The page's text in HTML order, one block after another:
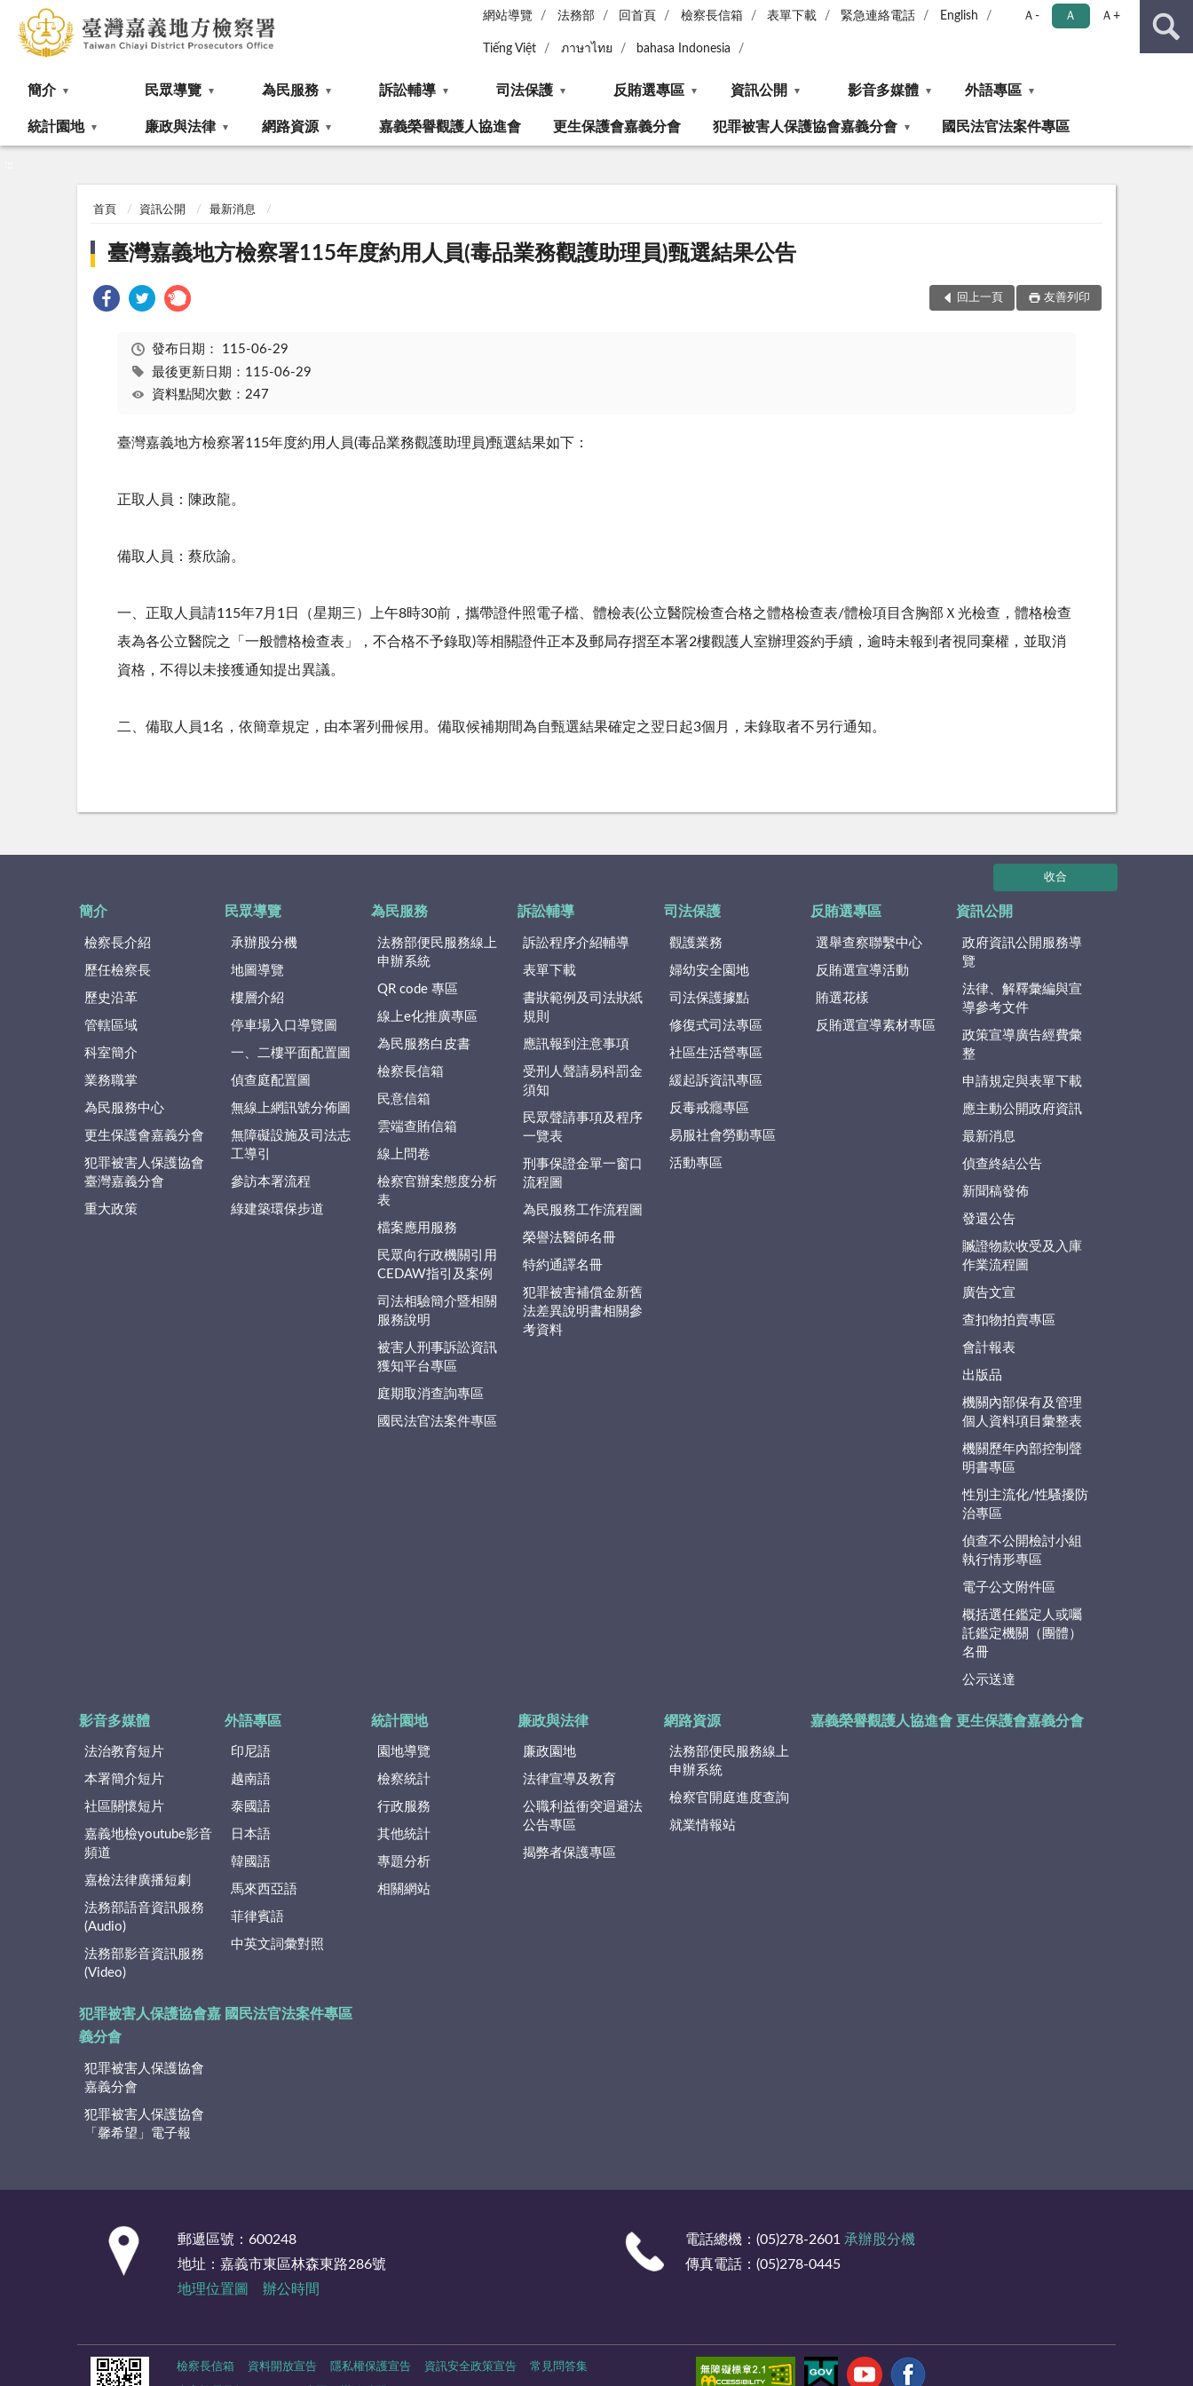
網站導覽 法務部 回首頁 檢察長信箱 表單下載 緊急連絡電話 English
Tiếng Việt ภาษาไทย bahasa Indonesia
Ａ- Ａ Ａ+
簡介 民眾導覽 為民服務 訴訟輔導 司法保護 反賄選專區 資訊公開 影音多媒體 外語專區
統計園地 廉政與法律 網路資源 嘉義榮譽觀護人協進會 更生保護會嘉義分會 犯罪被害人保護協會嘉義分會 國民法官法案件專區
首頁 資訊公開 最新消息
臺灣嘉義地方檢察署115年度約用人員(毒品業務觀護助理員)甄選結果公告
回上一頁 友善列印
發布日期： 115-06-29
最後更新日期：115-06-29
資料點閱次數：247
臺灣嘉義地方檢察署115年度約用人員(毒品業務觀護助理員)甄選結果如下：
正取人員：陳政龍。
備取人員：蔡欣諭。
一、正取人員請115年7月1日（星期三）上午8時30前，攜帶證件照電子檔、體檢表(公立醫院檢查合格之體格檢查表/體檢項目含胸部Ｘ光檢查，體格檢查
表為各公立醫院之「一般體格檢查表」，不合格不予錄取)等相關證件正本及郵局存摺至本署2樓觀護人室辦理簽約手續，逾時未報到者視同棄權，並取消
資格，不得以未接獲通知提出異議。
二、備取人員1 名，依簡章規定，由本署列冊候用。備取候補期間為自甄選結果確定之翌日起3個月，未錄取者不另行通知。
收合
簡介
檢察長介紹
歷任檢察長
歷史沿革
管轄區域
科室簡介
業務職掌
為民服務中心
更生保護會嘉義分會
犯罪被害人保護協會
臺灣嘉義分會
重大政策
民眾導覽
承辦股分機
地圖導覽
樓層介紹
停車場入口導覽圖
一、二樓平面配置圖
偵查庭配置圖
無線上網訊號分佈圖
無障礙設施及司法志
工導引
參訪本署流程
綠建築環保步道
為民服務
法務部便民服務線上
申辦系統
QR code 專區
線上e化推廣專區
為民服務白皮書
檢察長信箱
民意信箱
雲端查賄信箱
線上問卷
檢察官辦案態度分析
表
檔案應用服務
民眾向行政機關引用
CEDAW指引及案例
司法相驗簡介暨相關
服務說明
被害人刑事訴訟資訊
獲知平台專區
庭期取消查詢專區
國民法官法案件專區
訴訟輔導
訴訟程序介紹輔導
表單下載
書狀範例及司法狀紙
規則
應訊報到注意事項
受刑人聲請易科罰金
須知
民眾聲請事項及程序
一覽表
刑事保證金單一窗口
流程圖
為民服務工作流程圖
榮譽法醫師名冊
特約通譯名冊
犯罪被害補償金新舊
法差異說明書相關參
考資料
司法保護
觀護業務
婦幼安全園地
司法保護據點
修復式司法專區
社區生活營專區
緩起訴資訊專區
反毒戒癮專區
易服社會勞動專區
活動專區
反賄選專區
選舉查察聯繫中心
反賄選宣導活動
賄選花樣
反賄選宣導素材專區
資訊公開
政府資訊公開服務導
覽
法律、解釋彙編與宣
導參考文件
政策宣導廣告經費彙
整
申請規定與表單下載
應主動公開政府資訊
最新消息
偵查終結公告
新聞稿發佈
發還公告
贓證物款收受及入庫
作業流程圖
廣告文宣
查扣物拍賣專區
會計報表
出版品
機關內部保有及管理
個人資料項目彙整表
機關歷年內部控制聲
明書專區
性別主流化/性騷擾防
治專區
偵查不公開檢討小組
執行情形專區
電子公文附件區
概括選任鑑定人或囑
託鑑定機關（團體）
名冊
公示送達
影音多媒體
法治教育短片
本署簡介短片
社區關懷短片
嘉義地檢youtube影音
頻道
嘉檢法律廣播短劇
法務部語音資訊服務
(Audio)
法務部影音資訊服務
(Video)
外語專區
印尼語
越南語
泰國語
日本語
韓國語
馬來西亞語
菲律賓語
中英文詞彙對照
統計園地
園地導覽
檢察統計
行政服務
其他統計
專題分析
相關網站
廉政與法律
廉政園地
法律宣導及教育
公職利益衝突迴避法
公告專區
揭弊者保護專區
網路資源
法務部便民服務線上
申辦系統
檢察官開庭進度查詢
就業情報站
嘉義榮譽觀護人協進會 更生保護會嘉義分會
犯罪被害人保護協會嘉
義分會
犯罪被害人保護協會
嘉義分會
犯罪被害人保護協會
「馨希望」電子報
國民法官法案件專區
郵遞區號：600248
地址：嘉義市東區林森東路286號
地理位置圖
辦公時間
電話總機：(05)278-2601 承辦股分機
傳真電話：(05)278-0445
檢察長信箱 資料開放宣告 隱私權保護宣告 資訊安全政策宣告 常見問答集